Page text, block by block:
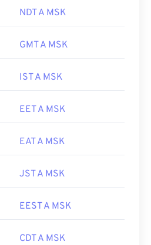
NDT A MSK
GMT A MSK
IST A MSK
EET A MSK
EAT A MSK
JST A MSK
EEST A MSK
CDT A MSK